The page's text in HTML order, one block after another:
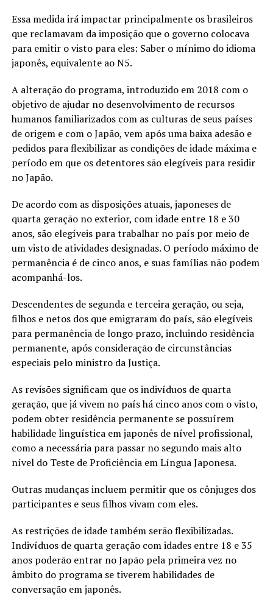
Essa medida irá impactar principalmente os brasileiros
que reclamavam da imposição que o governo colocava
para emitir o visto para eles: Saber o mínimo do idioma
japonês, equivalente ao N5.
A alteração do programa, introduzido em 2018 com o
objetivo de ajudar no desenvolvimento de recursos
humanos familiarizados com as culturas de seus países
de origem e com o Japão, vem após uma baixa adesão e
pedidos para flexibilizar as condições de idade máxima e
período em que os detentores são elegíveis para residir
no Japão.
De acordo com as disposições atuais, japoneses de
quarta geração no exterior, com idade entre 18 e 30
anos, são elegíveis para trabalhar no país por meio de
um visto de atividades designadas. O período máximo de
permanência é de cinco anos, e suas famílias não podem
acompanhá-los.
Descendentes de segunda e terceira geração, ou seja,
filhos e netos dos que emigraram do país, são elegíveis
para permanência de longo prazo, incluindo residência
permanente, após consideração de circunstâncias
especiais pelo ministro da Justiça.
As revisões significam que os indivíduos de quarta
geração, que já vivem no país há cinco anos com o visto,
podem obter residência permanente se possuírem
habilidade linguística em japonês de nível profissional,
como a necessária para passar no segundo mais alto
nível do Teste de Proficiência em Língua Japonesa.
Outras mudanças incluem permitir que os cônjuges dos
participantes e seus filhos vivam com eles.
As restrições de idade também serão flexibilizadas.
Indivíduos de quarta geração com idades entre 18 e 35
anos poderão entrar no Japão pela primeira vez no
âmbito do programa se tiverem habilidades de
conversação em japonês.